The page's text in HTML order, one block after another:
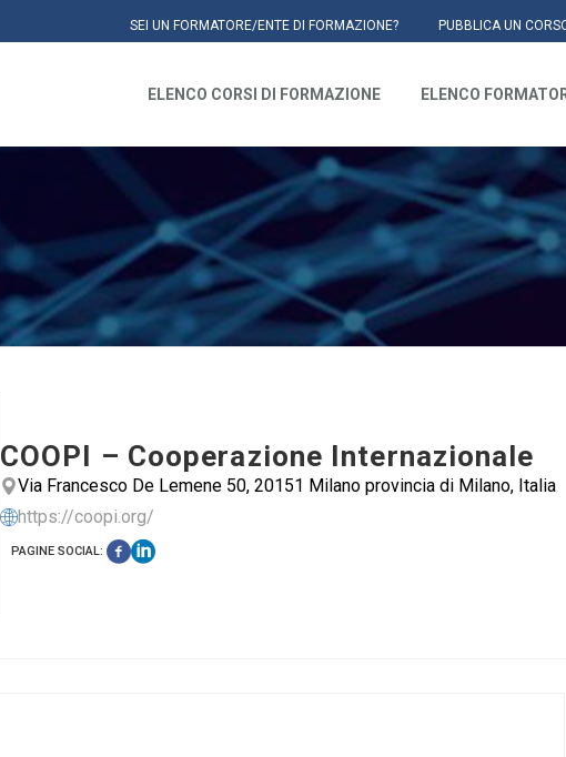
SEI UN FORMATORE/ENTE DI FORMAZIONE? PUBBLICA UN
ELENCO CORSI DI FORMAZIONE ELENCO
COOPI – Cooperazione Internazionale
Via Francesco De Lemene 50, 20151 Milano provincia di Milano, Italia
https://coopi.org/
PAGINE SOCIAL: